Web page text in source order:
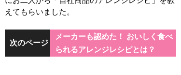
えてもらいました。
次のページ
メーカーも認めた！ おいしく食べ
られるアレンジレシピとは？